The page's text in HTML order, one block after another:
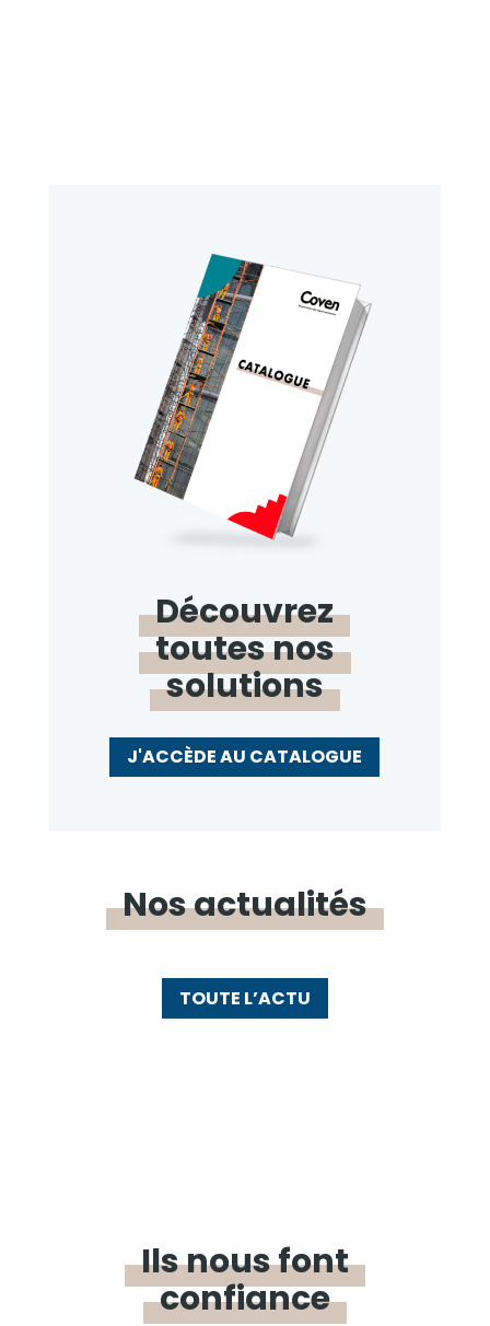
Découvrez
toutesnos
solutions
J'ACCÈDE AU CATALOGUE
Nosactualités
TOUTE L’ACTU
Ils nous font
confiance